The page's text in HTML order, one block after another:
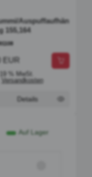
Auspuffaufhän
155,164
EUR
% MwSt.
Versandkosten
Details
Auf Lager